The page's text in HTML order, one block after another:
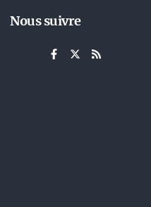
Nous suivre